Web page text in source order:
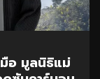
อ มูลนิธิแม่